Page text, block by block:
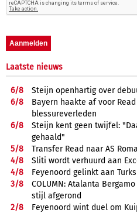
Laatste nieuws
6/8
Steijn openhartig over
6/8
Bayern haakte af voor
blessureverleden
6/8
Steijn kent geen twijfel:
gehaald"
5/8
Transfer Read naar AS
4/8
Sliti wordt verhuurd aan
4/8
Feyenoord gelinkt aan
3/8
COLUMN: Atalanta
stijl afgerond
2/8
Feyenoord wint duel om